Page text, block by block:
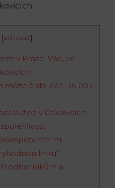
[schovat]
v Praze: Vše, co
může číslo‍ 722 135 007
služba v Čakovicích:
linku?
odborníkům⁢ a